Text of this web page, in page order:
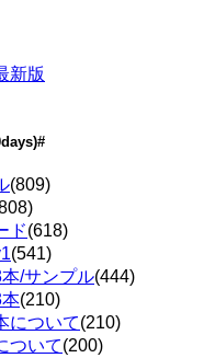
新版
#
(809)
ド(618)
(541)
/サンプル(444)
(210)
について(210)
ついて(200)